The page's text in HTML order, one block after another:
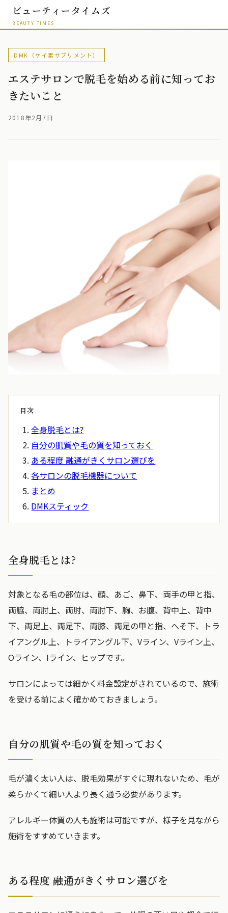
ビューティータイムズ
BEAUTY TIMES
DMK（ケイ素サプリメント）
エステサロンで脱毛を始める前に知ってお
きたいこと
2018年2月7日
目次
全身脱毛とは?
自分の肌質や毛の質を知っておく
ある程度 融通がきくサロン選びを
各サロンの脱毛機器について
まとめ
DMKスティック
全身脱毛とは?
対象となる毛の部位は、顔、あご、鼻下、両手の甲と指、
両脇、両肘上、両肘、両肘下、胸、お腹、背中上、背中
下、両足上、両足下、両膝、両足の甲と指、へそ下、トラ
イアングル上、トライアングル下、Vライン、Vライン上、
Oライン、Iライン、ヒップです。
サロンによっては細かく料金設定がされているので、施術
を受ける前によく確かめておきましょう。
自分の肌質や毛の質を知っておく
毛が濃く太い人は、脱毛効果がすぐに現れないため、毛が
柔らかくて細い人より長く通う必要があります。
アレルギー体質の人も施術は可能ですが、様子を見ながら
施術をすすめていきます。
ある程度 融通がきくサロン選びを